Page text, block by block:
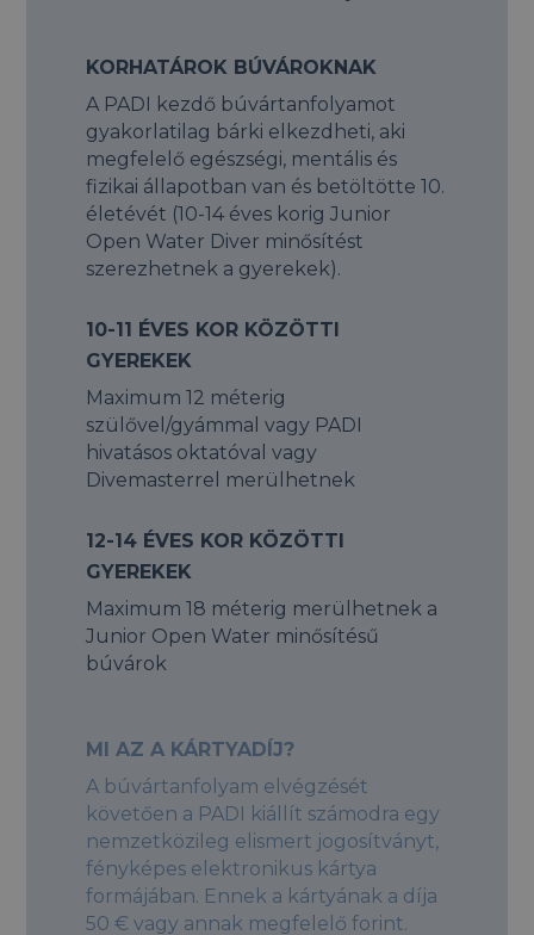
KORHATÁROK BÚVÁROKNAK
A PADI kezdő búvártanfolyamot
gyakorlatilag bárki elkezdheti, aki
megfelelő egészségi, mentális és
fizikai állapotban van és betöltötte 10.
életévét (10-14 éves korig Junior
Open Water Diver minősítést
szerezhetnek a gyerekek).
10-11 ÉVES KOR KÖZÖTTI
GYEREKEK
Maximum 12 méterig
szülővel/gyámmal vagy PADI
hivatásos oktatóval vagy
Divemasterrel merülhetnek
12-14 ÉVES KOR KÖZÖTTI
GYEREKEK
Maximum 18 méterig merülhetnek a
Junior Open Water minősítésű
búvárok
MI AZ A KÁRTYADÍJ?
A búvártanfolyam elvégzését
követően a PADI kiállít számodra egy
nemzetközileg elismert jogosítványt,
fényképes elektronikus kártya
formájában. Ennek a kártyának a díja
50 € vagy annak megfelelő forint.